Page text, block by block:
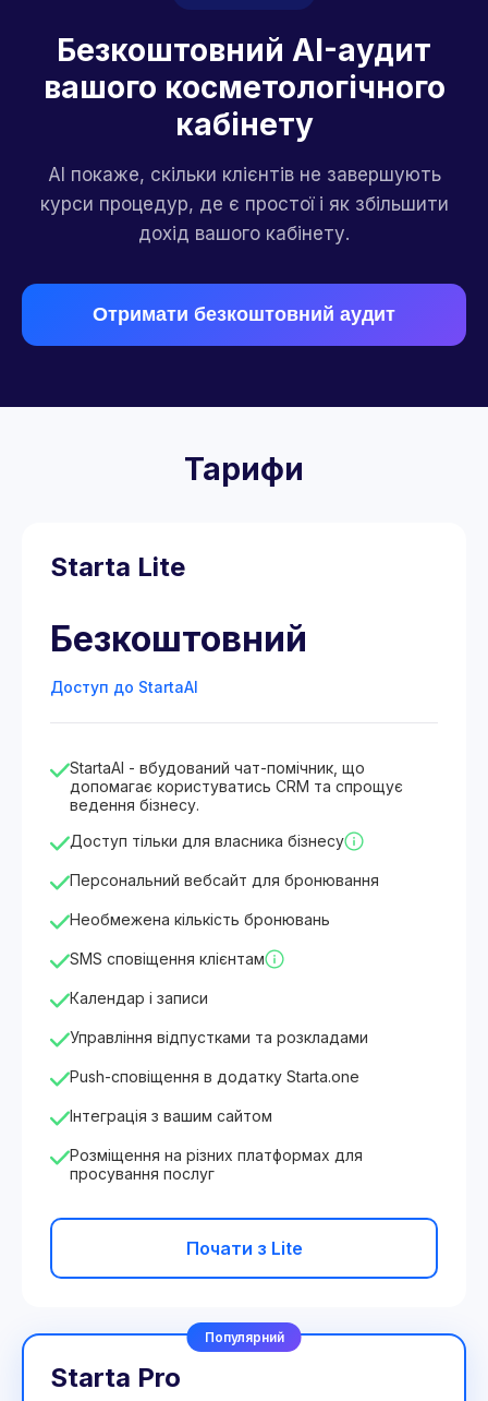
Безкоштовний AI-аудит
вашого косметологічного
кабінету
AI покаже, скільки клієнтів не завершують
курси процедур, де є простої і як збільшити
дохід вашого кабінету.
Отримати безкоштовний аудит
Тарифи
Starta Lite
Безкоштовний
Доступ до StartaAI
StartaAI - вбудований чат-помічник, що
допомагає користуватись CRM та спрощує
ведення бізнесу.
Доступ тільки для власника бізнесу
Персональний вебсайт для бронювання
Необмежена кількість бронювань
SMS сповіщення клієнтам
Календар і записи
Управління відпустками та розкладами
Push-сповіщення в додатку Starta.one
Інтеграція з вашим сайтом
Розміщення на різних платформах для
просування послуг
Почати з Lite
Популярний
Starta Pro